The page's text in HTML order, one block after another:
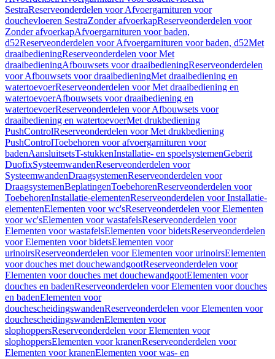
SestraReserveonderdelen voor Afvoergarnituren voor
douchevloeren SestraZonder afvoerkapReserveonderdelen voor
Zonder afvoerkapAfvoergarnituren voor baden,
d52Reserveonderdelen voor Afvoergarnituren voor baden, d52Met
draaibedieningReserveonderdelen voor Met
draaibedieningAfbouwsets voor draaibedieningReserveonderdelen
voor Afbouwsets voor draaibedieningMet draaibediening en
watertoevoerReserveonderdelen voor Met draaibediening en
watertoevoerAfbouwsets voor draaibediening en
watertoevoerReserveonderdelen voor Afbouwsets voor
draaibediening en watertoevoerMet drukbediening
PushControlReserveonderdelen voor Met drukbediening
PushControlToebehoren voor afvoergarnituren voor
badenAansluitsetsT-stukkenInstallatie- en spoelsystemenGeberit
DuofixSysteemwandenReserveonderdelen voor
SysteemwandenDraagsystemenReserveonderdelen voor
DraagsystemenBeplatingenToebehorenReserveonderdelen voor
ToebehorenInstallatie-elementenReserveonderdelen voor Installatie-
elementenElementen voor wc'sReserveonderdelen voor Elementen
voor wc'sElementen voor wastafelsReserveonderdelen voor
Elementen voor wastafelsElementen voor bidetsReserveonderdelen
voor Elementen voor bidetsElementen voor
urinoirsReserveonderdelen voor Elementen voor urinoirsElementen
voor douches met douchewandgootReserveonderdelen voor
Elementen voor douches met douchewandgootElementen voor
douches en badenReserveonderdelen voor Elementen voor douches
en badenElementen voor
douchescheidingswandenReserveonderdelen voor Elementen voor
douchescheidingswandenElementen voor
slophoppersReserveonderdelen voor Elementen voor
slophoppersElementen voor kranenReserveonderdelen voor
Elementen voor kranenElementen voor was- en